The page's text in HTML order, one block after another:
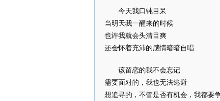
今天我口钝目呆
当明天我一醒来的时候
也许我就会头清目爽
还会怀着充沛的感情暗暗自唱
该留恋的我不会忘记
需要面对的，我也无法逃避
想追寻的，不管是否有机会，我都要